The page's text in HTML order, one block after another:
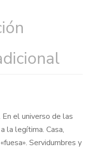
En el universo de las
la legítima. Casa,
Servidumbres y